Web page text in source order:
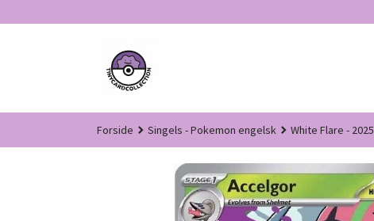
til
Forside Singels - Pokemon engelsk White Flare - 2025